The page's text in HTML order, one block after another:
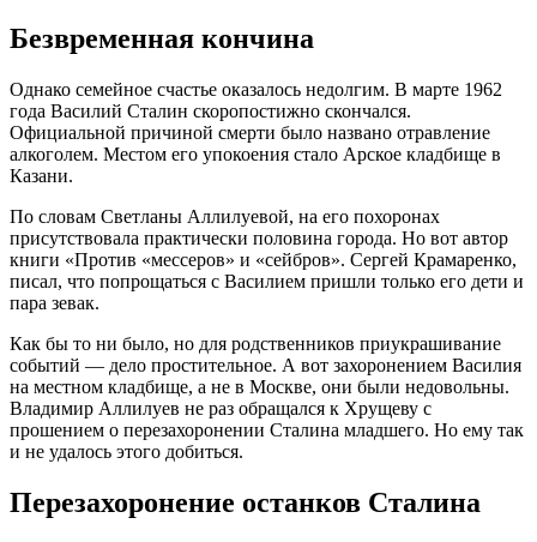
Безвременная кончина
Однако семейное счастье оказалось недолгим. В марте 1962
года Василий Сталин скоропостижно скончался.
Официальной причиной смерти было названо отравление
алкоголем. Местом его упокоения стало Арское кладбище в
Казани.
По словам Светланы Аллилуевой, на его похоронах
присутствовала практически половина города. Но вот автор
книги «Против «мессеров» и «сейбров». Сергей Крамаренко,
писал, что попрощаться с Василием пришли только его дети и
пара зевак.
Как бы то ни было, но для родственников приукрашивание
событий — дело простительное. А вот захоронением Василия
на местном кладбище, а не в Москве, они были недовольны.
Владимир Аллилуев не раз обращался к Хрущеву с
прошением о перезахоронении Сталина младшего. Но ему так
и не удалось этого добиться.
Перезахоронение останков Сталина